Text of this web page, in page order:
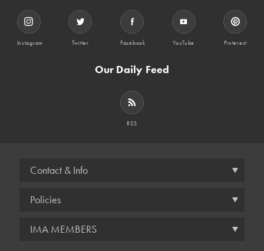
Instagram Twitter Facebook YouTube Pinterest
Our Daily Feed
RSS
Contact & Info
Policies
IMA MEMBERS